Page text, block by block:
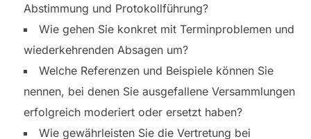
Abstimmung und Protokollführung?
Wie gehen Sie konkret mit Terminproblemen und
wiederkehrenden Absagen um?
Welche Referenzen und Beispiele können Sie
nennen, bei denen Sie ausgefallene Versammlungen
erfolgreich moderiert oder ersetzt haben?
Wie gewährleisten Sie die Vertretung bei